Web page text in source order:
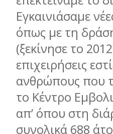
Εγκαινιάσαμε
όπως με τη
(ξεκίνησε το
επιχειρήσεις
ανθρώπους που
το Κέντρο
απ’ όπου στη
συνολικά 688